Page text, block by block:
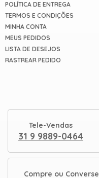
POLÍTICA DE ENTREGA
TERMOS E CONDIÇÕES
MINHA CONTA
MEUS PEDIDOS
LISTA DE DESEJOS
RASTREAR PEDIDO
Tele-Vendas
31 9 9889-0464
Compre ou Converse